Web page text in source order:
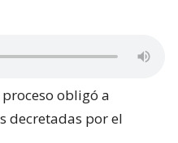
obligó a
decretadas por el